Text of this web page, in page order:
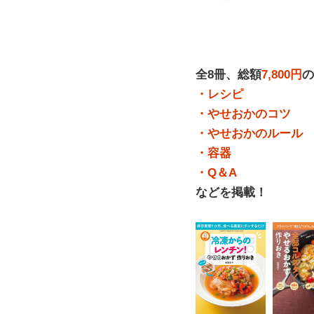
全8冊、総額7,800円
・レシピ
・やせおかのコツ
・やせおかのルール
・容器
・Q＆A
などを掲載！